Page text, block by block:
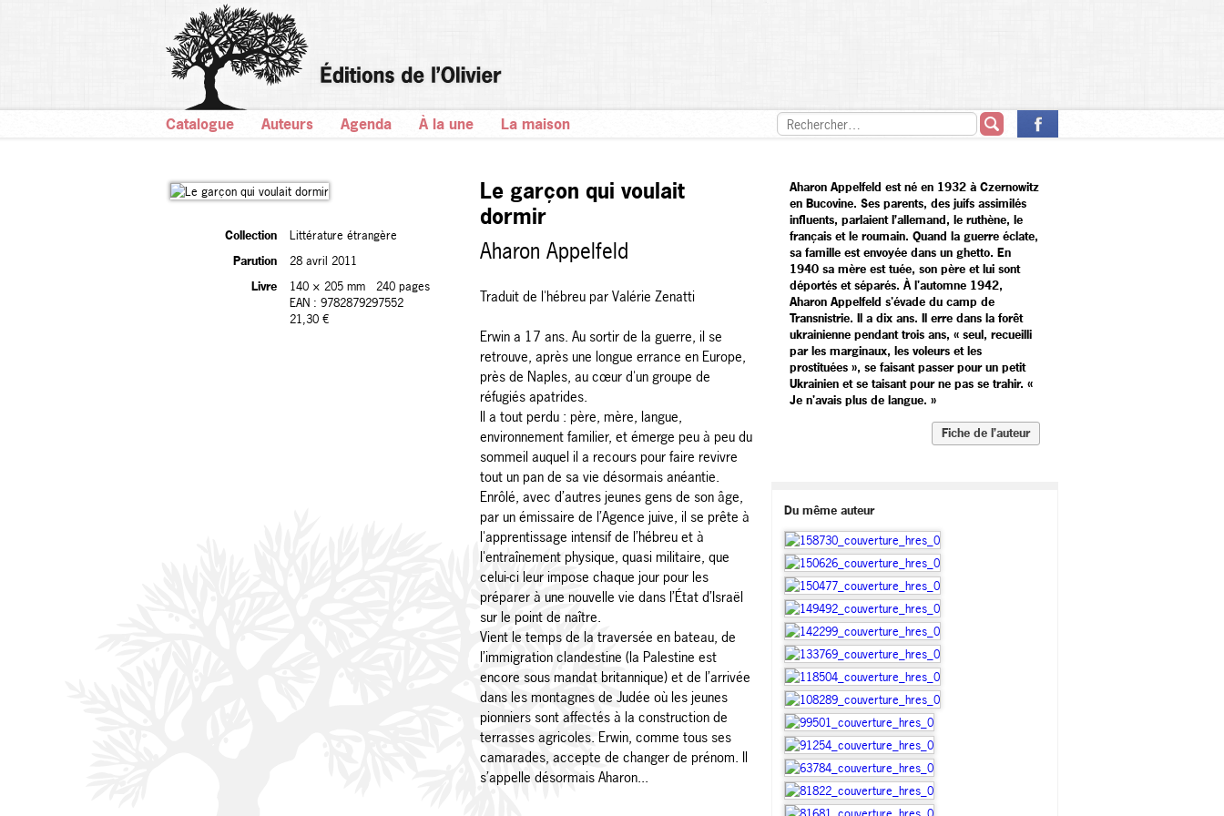
Catalogue Auteurs Agenda À la une La maison
Collection
Littérature étrangère
Parution
28 avril 2011
Livre
140 × 205 mm
240 pages
EAN : 9782879297552
21,30 €
Le garçon qui voulait
dormir
Aharon Appelfeld
Traduit de l'hébreu par Valérie Zenatti
Erwin a 17 ans. Au sortir de la guerre, il se
retrouve, après une longue errance en Europe,
près de Naples, au cœur d'un groupe de
réfugiés apatrides.
Il a tout perdu : père, mère, langue,
environnement familier, et émerge peu à peu du
sommeil auquel il a recours pour faire revivre
tout un pan de sa vie désormais anéantie.
Enrôlé, avec d’autres jeunes gens de son âge,
par un émissaire de l’Agence juive, il se prête à
l'apprentissage intensif de l’hébreu et à
l'entraînement physique, quasi militaire, que
celui-ci leur impose chaque jour pour les
préparer à une nouvelle vie dans l’État d’Israël
sur le point de naître.
Vient le temps de la traversée en bateau, de
l’immigration clandestine (la Palestine est
encore sous mandat britannique) et de l’arrivée
dans les montagnes de Judée où les jeunes
pionniers sont affectés à la construction de
terrasses agricoles. Erwin, comme tous ses
camarades, accepte de changer de prénom. Il
s’appelle désormais Aharon...
Aharon Appelfeld est né en 1932 à Czernowitz
en Bucovine. Ses parents, des juifs assimilés
influents, parlaient l’allemand, le ruthène, le
français et le roumain. Quand la guerre éclate,
sa famille est envoyée dans un ghetto. En
1940 sa mère est tuée, son père et lui sont
déportés et séparés. À l'automne 1942,
Aharon Appelfeld s'évade du camp de
Transnistrie. Il a dix ans. Il erre dans la forêt
ukrainienne pendant trois ans, « seul, recueilli
par les marginaux, les voleurs et les
prostituées », se faisant passer pour un petit
Ukrainien et se taisant pour ne pas se trahir. «
Je n'avais plus de langue. »
Fiche de l’auteur
Du même auteur